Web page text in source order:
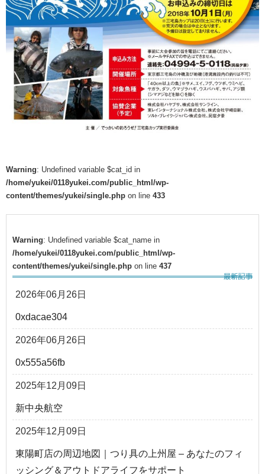
Warning: Undefined variable $cat_id in
/home/yukei/0118yukei.com/public_html/wp-
content/themes/yukei/single.php on line 433
Warning: Undefined variable $cat_name in
/home/yukei/0118yukei.com/public_html/wp-
content/themes/yukei/single.php on line 437
2026年06月26日
0xdacae304
2026年06月26日
0x555a56fb
2025年12月09日
新中央航空
2025年12月09日
東陽町店の周辺地図｜つり具の上州屋 – あなたのフィ
ッシング＆アウトドアライフをサポート